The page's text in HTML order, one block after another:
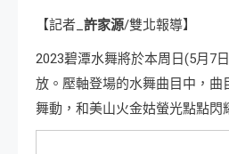
【記者_ 許家源/雙北報導】
2023碧潭水舞將於本周日(5月7
放。壓軸登場的水舞曲目中，
舞動，和美山火金姑螢光點點閃